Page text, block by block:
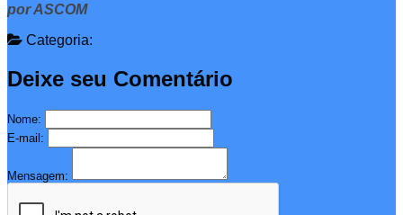
por ASCOM
Categoria:
Deixe seu Comentário
Nome:
E-mail:
Mensagem: